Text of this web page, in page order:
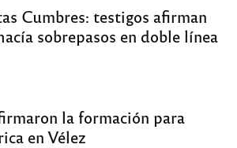
Cumbres: testigos afirman
sobrepasos en doble línea
la formación para
en Vélez